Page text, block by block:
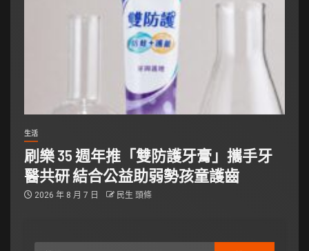
生活
刷樂 35 週年推「雙防護牙膏」攜手牙
醫共研 結合公益助弱勢孩童護齒
2026 年 8 月 7 日 民生 頭條